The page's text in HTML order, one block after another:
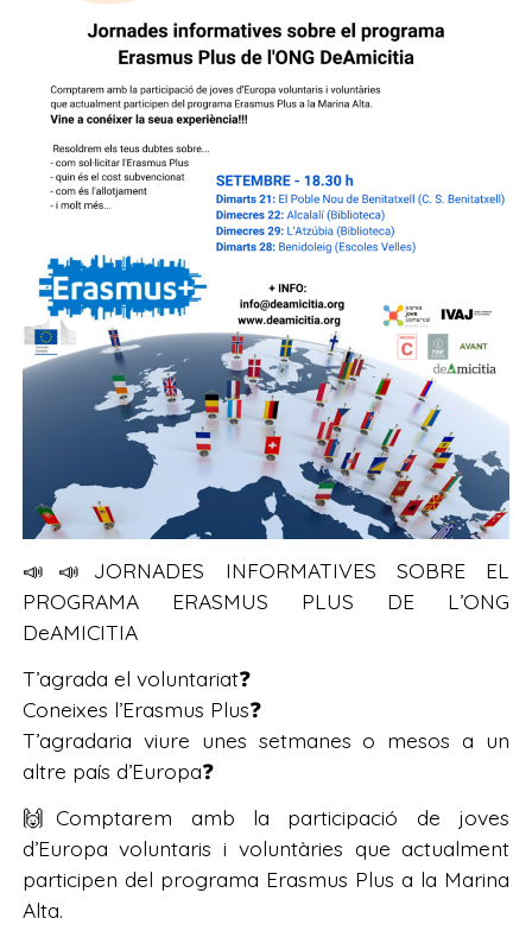
📣📣JORNADES INFORMATIVES SOBRE EL
PROGRAMA ERASMUS PLUS DE L’ONG
DeAMICITIA
T’agrada el voluntariat❓
Coneixes l’Erasmus Plus❓
T’agradaria viure unes setmanes o mesos a un
altre país d’Europa❓
🙌Comptarem amb la participació de joves
d’Europa voluntaris i voluntàries que actualment
participen del programa Erasmus Plus a la Marina
Alta.